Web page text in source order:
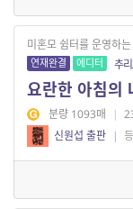
미혼모 쉼터를 운영하
연재완결 에디터 추
요란한 아침의
분량 1093매 |
신원섭 출판 |